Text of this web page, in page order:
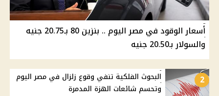
أسعار الوقود في مصر اليوم .. بنزين 80 بـ20.75 جنيه
والسولار بـ20.50 جنيه
2
البحوث الفلكية تنفي وقوع زلزال في مصر اليوم
وتحسم شائعات الهزة المدمرة